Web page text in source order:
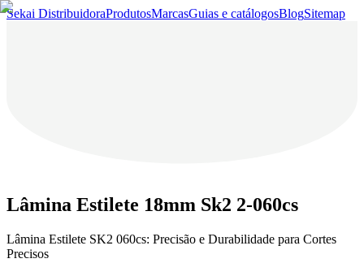
Sekai DistribuidoraProdutosMarcasGuias e catálogosBlogSitemap
Lâmina Estilete 18mm Sk2 2-060cs
Lâmina Estilete SK2 060cs: Precisão e Durabilidade para Cortes
Precisos